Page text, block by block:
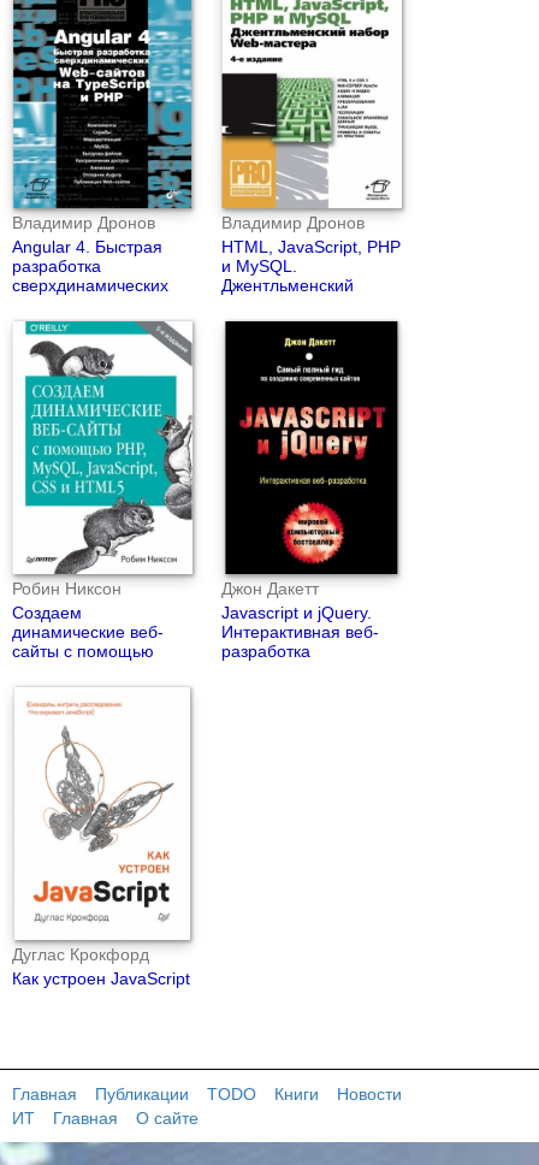
Владимир Дронов
Angular 4. Быстрая
разработка
сверхдинамических
TypeScript и PHP
Владимир Дронов
HTML, JavaScript, PHP
и MySQL.
Джентльменский
(4-е издание)
Робин Никсон
Создаем
динамические веб-
сайты с помощью
JavaScript, CSS и
HTML5
Джон Дакетт
Javascript и jQuery.
Интерактивная веб-
разработка
Дуглас Крокфорд
Как устроен JavaScript
Главная Публикации TODO Книги
Новости
ИТ
Главная О сайте